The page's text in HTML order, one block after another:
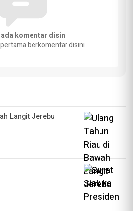
ada komentar disini
berkomentar disini
Langit Jerebu